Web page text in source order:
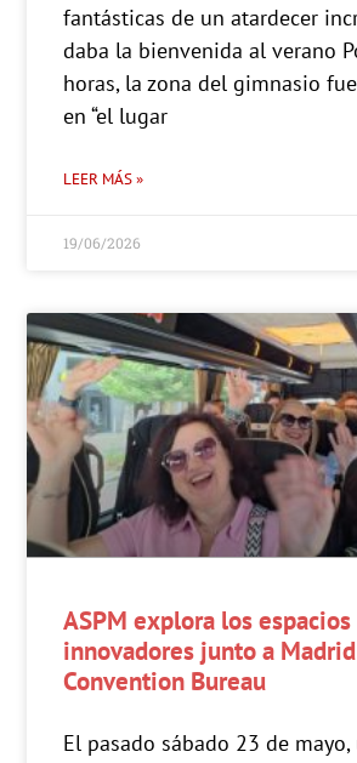
fantásticas de un atardecer
daba la bienvenida al verano
horas, la zona del gimnasio
en “el lugar
LEER MÁS »
19/06/2026
ASPM explora los espacios
innovadores junto a Madrid
Convention Bureau
El pasado sábado 23 de